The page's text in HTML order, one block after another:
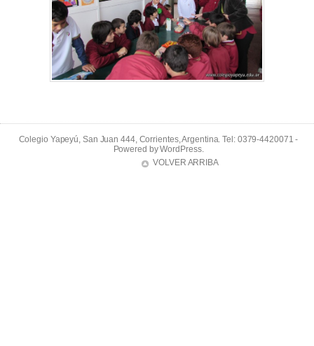
Colegio Yapeyú, San Juan 444, Corrientes, Argentina. Tel: 0379-4420071 -
Powered byWordPress.
VOLVER ARRIBA